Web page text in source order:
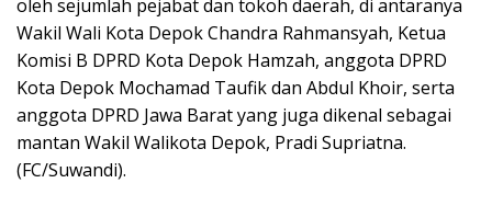
oleh sejumlah pejabat dan tokoh daerah, di antaranya
Wakil Wali Kota Depok Chandra Rahmansyah, Ketua
Komisi B DPRD Kota Depok Hamzah, anggota DPRD
Kota Depok Mochamad Taufik dan Abdul Khoir, serta
anggota DPRD Jawa Barat yang juga dikenal sebagai
mantan Wakil Walikota Depok, Pradi Supriatna.
(FC/Suwandi).